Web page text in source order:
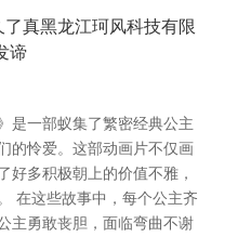
真黑龙江珂风科技有限
谛
是一部蚁集了繁密经典公主
的怜爱。这部动画片不仅画
好多积极朝上的价值不雅，
在这些故事中，每个公主齐
主勇敢丧胆，面临弯曲不谢